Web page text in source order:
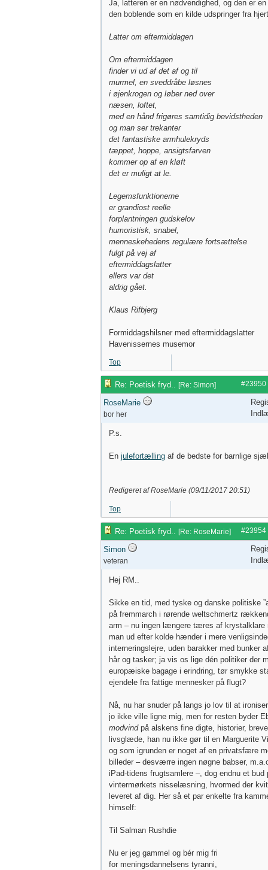
Ja, latteren er en nødvendighed, og den er
den boblende som en kilde udspringer fra
Latter om eftermiddagen
Om eftermiddagen
finder vi ud af det af og til
murmel, en sveddråbe løsnes
i øjenkrogen og løber ned over
næsen, loftet,
med en hånd frigøres samtidig bevidstheden
og man ser trekanter
det fantastiske armhulekryds
tæppet, hoppe, ansigtsfarven
kommer op af en kløft
det er muligt at le.
Legemsfunktionerne
er grandiost reelle
forplantningen gudskelov
humoristisk, snabel,
menneskehedens regulære fortsættelse
fulgt på vej af
eftermiddagslatter
ellers var det
aldrig gået.
Klaus Rifbjerg
Formiddagshilsner med eftermiddagslatter
Havenissernes musemor
Top
#23950
Re: Poetisk fryd.. [Re: Simon]
RoseMarie
bor her
P.s.
En julefortælling af de bedste for barnlige
Redigeret af RoseMarie (09/11/2017 20:51)
Top
#23954
Re: Poetisk fryd.. [Re: RoseMarie]
Simon
veteran
Hej RM..
Sikke en tid, med tyske og danske politiske
på fremmarch i rørende weltschmertz
arm – nu ingen længere tæres af krystalklare
man ud efter kolde hænder i mere
interneringslejre, uden barakker med bunker
hår og tasker; ja vis os lige dén politiker der
europæiske bagage i erindring, tør smykke
ejendele fra fattige mennesker på flugt?
Nå, nu har snuder på langs jo lov til at
jo ikke ville ligne mig, men for resten byder
modvind på alskens fine digte, historier,
livsglæde, han nu ikke gør til en Marguerite
og som igrunden er noget af en privatsfære
billeder – desværre ingen nøgne babser,
iPad-tidens frugtsamlere –, dog endnu et bud
vintermørkets nisselæsning, hvormed der
leveret af dig. Her så et par enkelte fra
himself:
Til Salman Rushdie
Nu er jeg gammel og bér mig fri
for meningsdannelsens tyranni,